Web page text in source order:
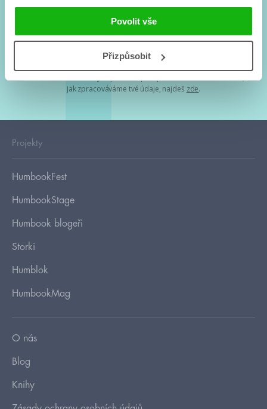
Povolit vše
Přizpůsobit
Souhlasím spodmínkami zpracování osobních údajů
Tvá e-mailová adresa je u nás v bezpečí. Přečti si
jak zpracováváme tvé údaje, najdeš zde.
Projekty
HumbookFest
HumbookStage
Humbook blogeři
Storki
Humblok
HumbookMag
O nás
Blog
Knihy